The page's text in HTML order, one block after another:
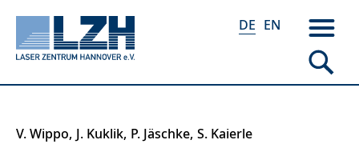
Direkt
DE EN
V. Wippo J. Kuklik P. Jäschke S. Kaierle